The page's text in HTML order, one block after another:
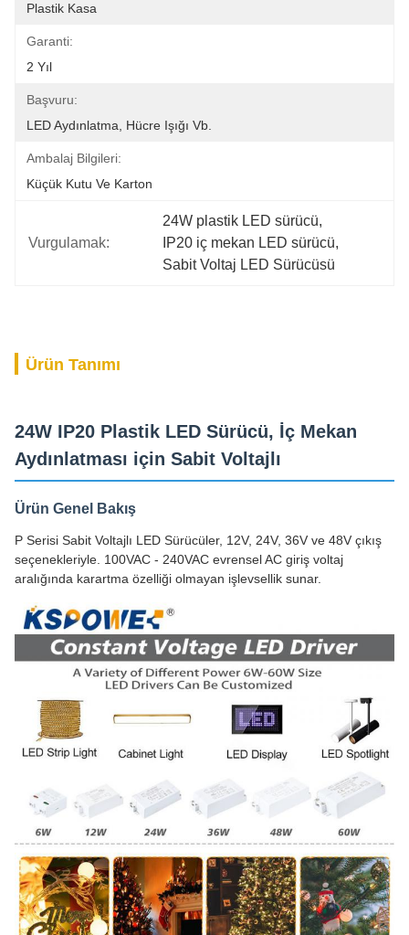
Plastik Kasa
Garanti:
2 Yıl
Başvuru:
LED Aydınlatma, Hücre Işığı Vb.
Ambalaj Bilgileri:
Küçük Kutu Ve Karton
Vurgulamak:
24W plastik LED sürücü,
IP20 iç mekan LED sürücü,
Sabit Voltaj LED Sürücüsü
Ürün Tanımı
24W IP20 Plastik LED Sürücü, İç Mekan
Aydınlatması için Sabit Voltajlı
Ürün Genel Bakış
P Serisi Sabit Voltajlı LED Sürücüler, 12V, 24V, 36V ve 48V çıkış
seçenekleriyle. 100VAC - 240VAC evrensel AC giriş voltaj
aralığında karartma özelliği olmayan işlevsellik sunar.